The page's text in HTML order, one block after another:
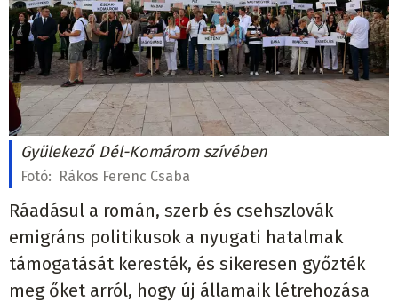
Gyülekező Dél-Komárom szívében
Fotó: Rákos Ferenc Csaba
Ráadásul a román, szerb és csehszlovák
emigráns politikusok a nyugati hatalmak
támogatását keresték, és sikeresen győzték
meg őket arról, hogy új államaik létrehozása